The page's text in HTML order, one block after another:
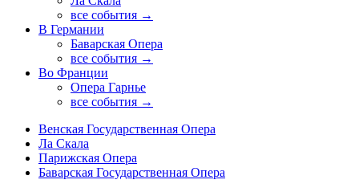
все события →
В Германии
Баварская Опера
все события →
Во Франции
Опера Гарнье
все события →
Венская Государственная Опера
Ла Скала
Парижская Опера
Баварская Государственная Опера